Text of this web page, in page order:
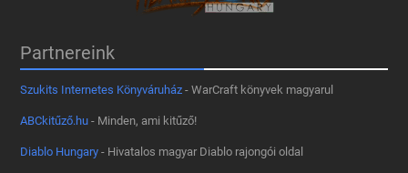
Partnereink
Szukits Internetes Könyváruház - WarCraft könyvek magyarul
ABCkitűző.hu - Minden, ami kitűző!
Diablo Hungary - Hivatalos magyar Diablo rajongói oldal